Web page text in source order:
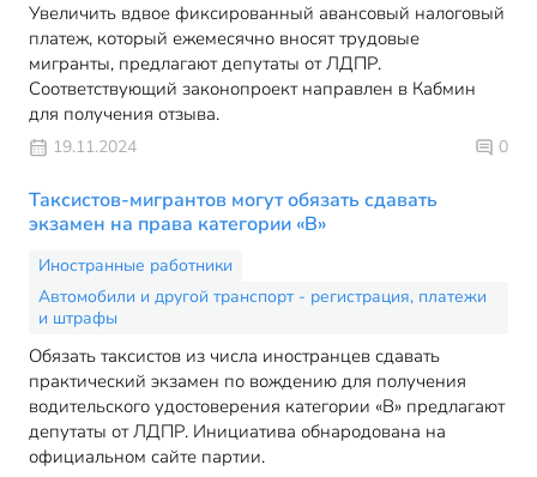
Увеличить вдвое фиксированный авансовый налоговый
платеж, который ежемесячно вносят трудовые
мигранты, предлагают депутаты от ЛДПР.
Соответствующий законопроект направлен в Кабмин
для получения отзыва.
19.11.2024 0
Таксистов-мигрантов могут обязать сдавать
экзамен на права категории «B»
Иностранные работники
Автомобили и другой транспорт - регистрация, платежи
и штрафы
Обязать таксистов из числа иностранцев сдавать
практический экзамен по вождению для получения
водительского удостоверения категории «B» предлагают
депутаты от ЛДПР. Инициатива обнародована на
официальном сайте партии.